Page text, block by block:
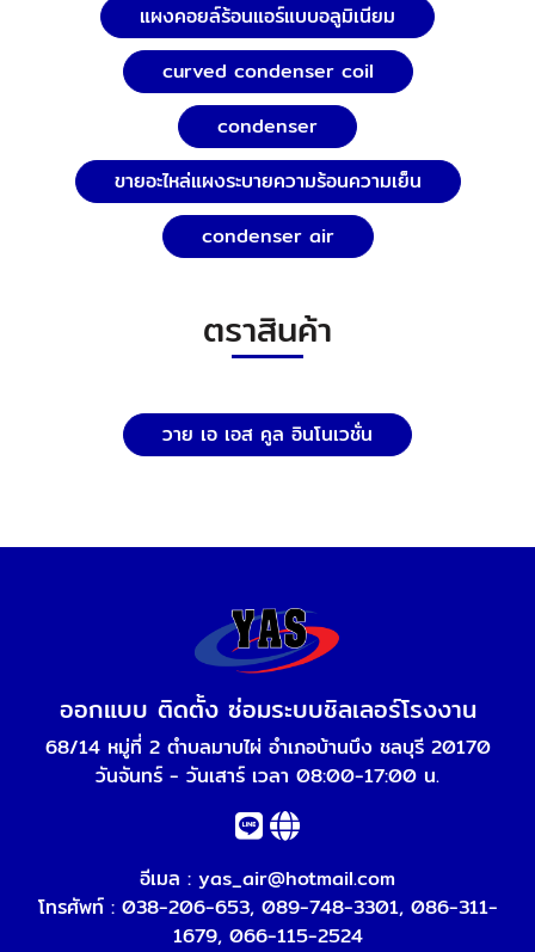
แผงคอยล์ร้อนแอร์แบบอลูมิเนียม
curved condenser coil
condenser
ขายอะไหล่แผงระบายความร้อนความเย็น
condenser air
ตราสินค้า
วาย เอ เอส คูล อินโนเวชั่น
ออกแบบ ติดตั้ง ซ่อมระบบชิลเลอร์โรงงาน
68/14 หมู่ที่ 2 ตำบลมาบไผ่ อำเภอบ้านบึง ชลบุรี 20170
วันจันทร์ - วันเสาร์ เวลา 08:00-17:00 น.
อีเมล : yas_air@hotmail.com
โทรศัพท์ : 038-206-653, 089-748-3301, 086-311-
1679, 066-115-2524